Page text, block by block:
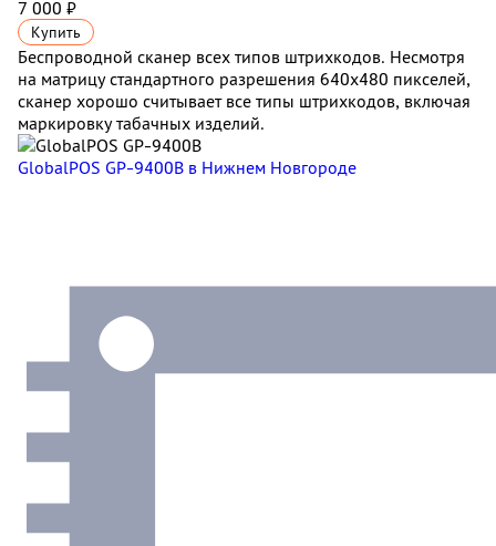
7 000 ₽
Купить
Беспроводной сканер всех типов штрихкодов. Несмотря
на матрицу стандартного разрешения 640х480 пикселей,
сканер хорошо считывает все типы штрихкодов, включая
маркировку табачных изделий.
GlobalPOS GP-9400B в Нижнем Новгороде